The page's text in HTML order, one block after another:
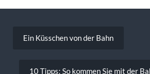
Ein Küsschen von der Bahn
10 Tipps: So kommen Sie mit der